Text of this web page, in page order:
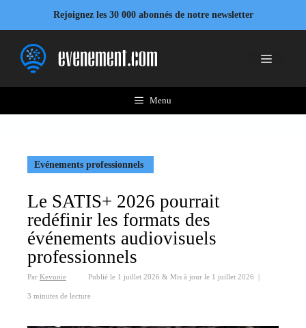
contenu
Rejoignez les 30 000 abonnés de notre newsletter
Menu
Menu
Evénements professionnels
Le SATIS+ 2026 pourrait
redéfinir les formats des
événements audiovisuels
professionnels
Par Kevunie Publié le 1 juillet 2026 & Mis à jour le 1 juillet 2026 |
3 minutes de lecture